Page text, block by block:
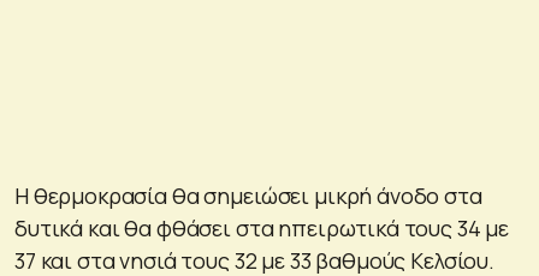
Η θερμοκρασία θα σημειώσει μικρή άνοδο στα
δυτικά και θα φθάσει στα ηπειρωτικά τους 34 με
37 και στα νησιά τους 32 με 33 βαθμούς Κελσίου.